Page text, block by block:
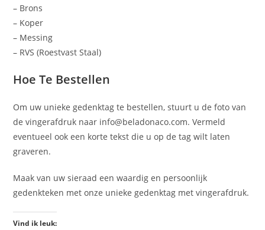
– Brons
– Koper
– Messing
– RVS (Roestvast Staal)
Hoe Te Bestellen
Om uw unieke gedenktag te bestellen, stuurt u de foto van
de vingerafdruk naar info@beladonaco.com. Vermeld
eventueel ook een korte tekst die u op de tag wilt laten
graveren.
Maak van uw sieraad een waardig en persoonlijk
gedenkteken met onze unieke gedenktag met vingerafdruk.
Vind ik leuk: